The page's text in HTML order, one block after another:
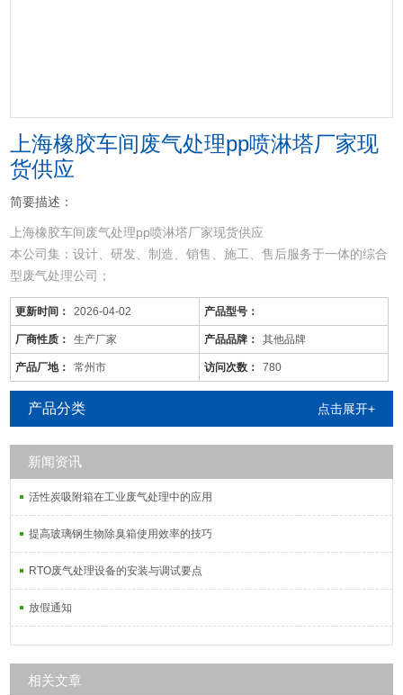
上海橡胶车间废气处理pp喷淋塔厂家现
货供应
简要描述：
上海橡胶车间废气处理pp喷淋塔厂家现货供应
本公司集：设计、研发、制造、销售、施工、售后服务于一体的综合
型废气处理公司；
从事于：各类工业废气、废水、噪音、脱硫除尘、油烟火烟、通风降
温等工程的设计、制作、安装调试；
由于市场价格浮动影响，以上产品价格、属性仅供参考
芜湖/橡胶车间废气处理/现货供应
活性炭吸附塔：
通过利用高性能活性炭吸附剂固体本身的
更新时间： 2026-04-02 产品型号：
厂商性质： 生产厂家 产品品牌： 其他品牌
产品厂地： 常州市 访问次数： 780
产品分类 点击展开+
新闻资讯
活性炭吸附箱在工业废气处理中的应用
提高玻璃钢生物除臭箱使用效率的技巧
RTO废气处理设备的安装与调试要点
放假通知
相关文章